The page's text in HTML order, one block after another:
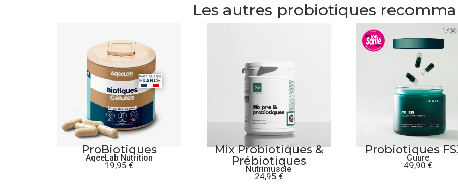
Les autres probiotiques
ProBiotiques
AqeeLab Nutrition
19,95€
Mix Probiotiques &
Prébiotiques
Nutrimuscle
24,95 €
Probiotiques
Cuure
49,90€